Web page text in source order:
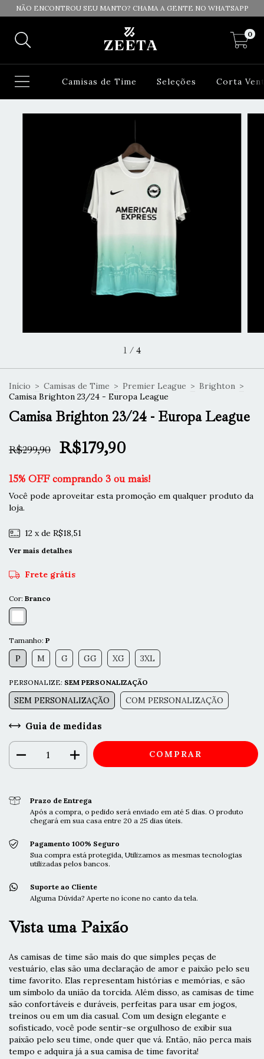
NÃO ENCONTROU SEU MANTO? CHAMA A GENTE NO WHATSAPP
0
Camisas de Time Seleções Corta
1 / 4
Início > Camisas de Time > Premier League > Brighton >
Camisa Brighton 23/24 - Europa League
Camisa Brighton 23/24 - Europa League
R$299,90 R$179,90
15% OFF comprando 3 ou mais!
Você pode aproveitar esta promoção em qualquer produto da
loja.
12 x de R$18,51
Ver mais detalhes
Frete grátis
Cor: Branco
Tamanho: P
P M G GG XG 3XL
PERSONALIZE: SEM PERSONALIZAÇÃO
SEM PERSONALIZAÇÃO COM PERSONALIZAÇÃO
Guia de medidas
Prazo de Entrega
Após a compra, o pedido será enviado em até 5 dias. O produto
chegará em sua casa entre 20 a 25 dias úteis.
Pagamento 100% Seguro
Sua compra está protegida, Utilizamos as mesmas tecnologias
utilizadas pelos bancos.
Suporte ao Cliente
Alguma Dúvida? Aperte no ícone no canto da tela.
Vista uma Paixão
As camisas de time são mais do que simples peças de
vestuário, elas são uma declaração de amor e paixão pelo seu
time favorito. Elas representam histórias e memórias, e são
um símbolo da união da torcida. Além disso, as camisas de time
são confortáveis e duráveis, perfeitas para usar em jogos,
treinos ou em um dia casual. Com um design elegante e
sofisticado, você pode sentir-se orgulhoso de exibir sua
paixão pelo seu time, onde quer que vá. Então, não perca mais
tempo e adquira já a sua camisa de time favorita!